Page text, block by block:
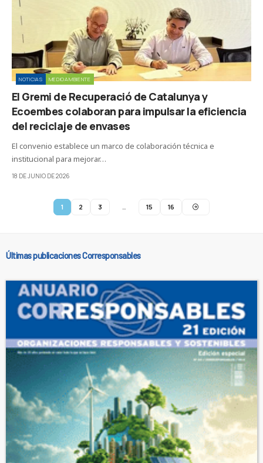
NOTICIAS MEDIOAMBIENTE
El Gremi de Recuperació de Catalunya y
Ecoembes colaboran para impulsar la eficiencia
del reciclaje de envases
El convenio establece un marco de colaboración técnica e
institucional para mejorar…
18 DE JUNIO DE 2026
1 2 3 … 15 16
Últimas publicaciones Corresponsables